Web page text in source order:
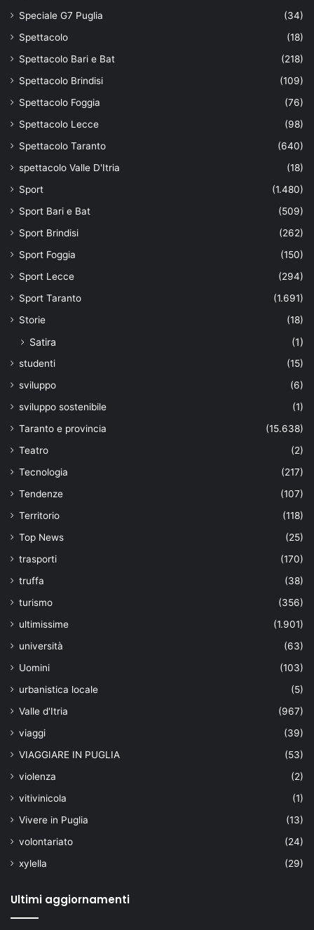
Speciale G7 Puglia
(34)
Spettacolo
(18)
Spettacolo Bari e Bat
(218)
Spettacolo Brindisi
(109)
Spettacolo Foggia
(76)
Spettacolo Lecce
(98)
Spettacolo Taranto
(640)
spettacolo Valle D'Itria
(18)
Sport
(1.480)
Sport Bari e Bat
(509)
Sport Brindisi
(262)
Sport Foggia
(150)
Sport Lecce
(294)
Sport Taranto
(1.691)
Storie
(18)
Satira (1)
studenti
(15)
sviluppo
(6)
sviluppo sostenibile
(1)
Taranto e provincia
(15.638)
Teatro
(2)
Tecnologia
(217)
Tendenze
(107)
Territorio
(118)
Top News
(25)
trasporti
(170)
truffa
(38)
turismo
(356)
ultimissime
(1.901)
università
(63)
Uomini
(103)
urbanistica locale
(5)
Valle d'Itria
(967)
viaggi
(39)
VIAGGIARE IN PUGLIA
(53)
violenza
(2)
vitivinicola
(1)
Vivere in Puglia
(13)
volontariato
(24)
xylella
(29)
Ultimi aggiornamenti